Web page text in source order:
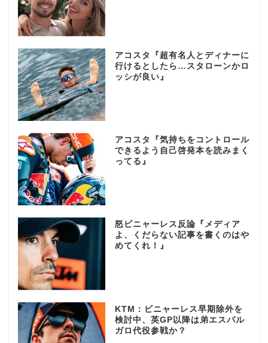
アコスタ『超有名人とディナーに
行けるとしたら…スタローンかロ
ッシが良い』
アコスタ『気持ちをコントロール
できるよう自己啓発本を読みまく
ってる』
怒ビニャーレス反論『メディア
よ、くだらない記事を書くのはや
めてくれ！』
KTM：ビニャーレス早期除外を
検討中、英GP以降は弟エスパル
ガロ代役参戦か？